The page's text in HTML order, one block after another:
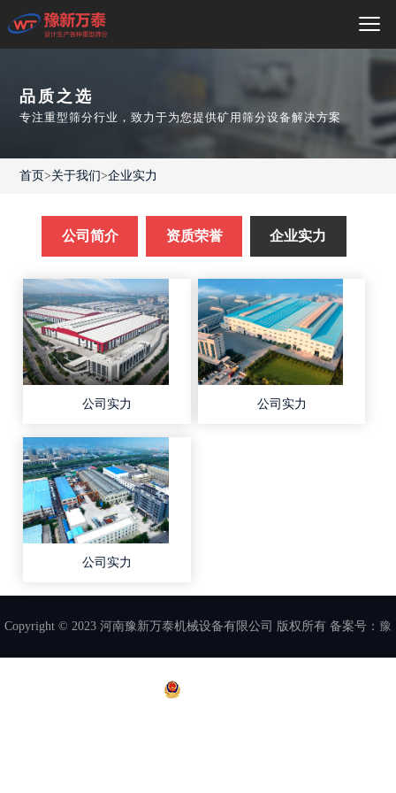
品质之选
专注重型筛分行业，致力于为您提供矿用筛分设备解决方案
首页>关于我们>企业实力
公司简介 资质荣誉 企业实力
公司实力 公司实力
公司实力
Copyright © 2023 河南豫新万泰机械设备有限公司 版权所有 备案号： 豫